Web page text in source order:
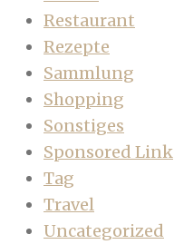
Restaurant
Rezepte
Sammlung
Shopping
Sonstiges
Sponsored Link
Tag
Travel
Uncategorized